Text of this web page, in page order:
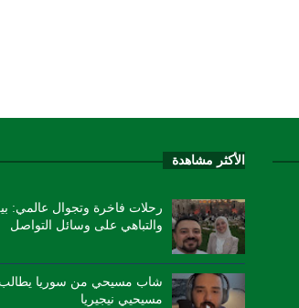
الأكثر مشاهدة
رحلات فاخرة وتجوال عالمي:
والتباهي على وسائل التواصل
شاب مسيحي من سوريا يطالب
مسيحيي نيجيريا